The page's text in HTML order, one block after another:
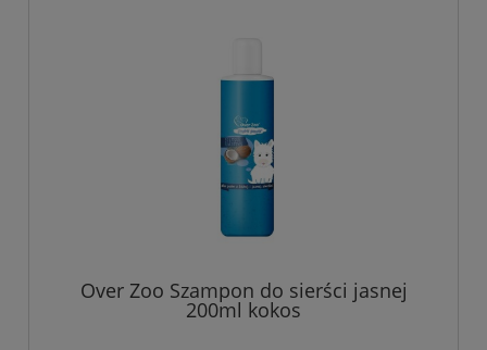
Over Zoo Szampon do sierści jasnej
200ml kokos